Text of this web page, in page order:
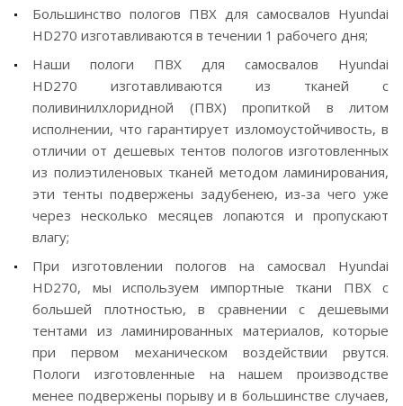
Большинство пологов ПВХ для самосвалов Hyundai
HD270 изготавливаются в течении 1 рабочего дня;
Наши пологи ПВХ для самосвалов Hyundai
HD270 изготавливаются из тканей с
поливинилхлоридной (ПВХ) пропиткой в литом
исполнении, что гарантирует изломоустойчивость, в
отличии от дешевых тентов пологов изготовленных
из полиэтиленовых тканей методом ламинирования,
эти тенты подвержены задубенею, из-за чего уже
через несколько месяцев лопаются и пропускают
влагу;
При изготовлении пологов на самосвал Hyundai
HD270, мы используем импортные ткани ПВХ с
большей плотностью, в сравнении с дешевыми
тентами из ламинированных материалов, которые
при первом механическом воздействии рвутся.
Пологи изготовленные на нашем производстве
менее подвержены порыву и в большинстве случаев,